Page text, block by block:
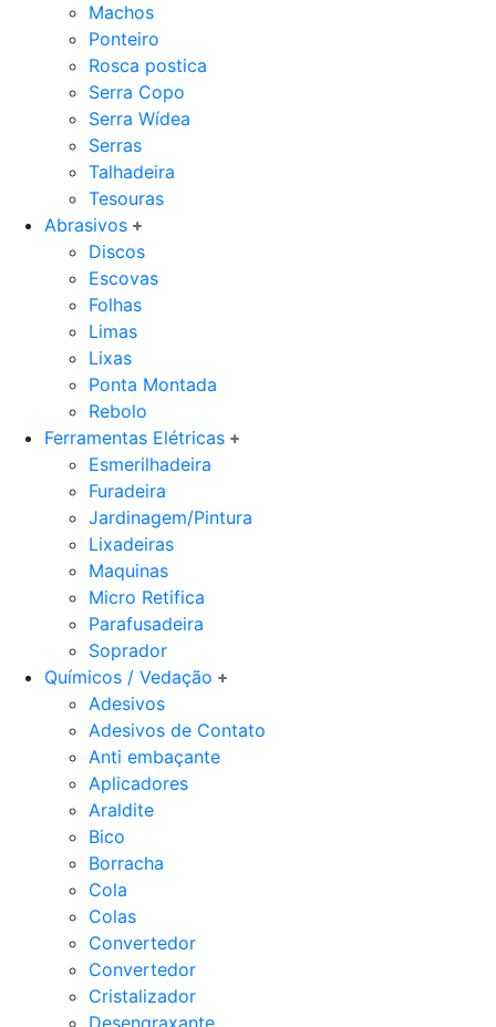
Machos
Ponteiro
Rosca postica
Serra Copo
Serra Wídea
Serras
Talhadeira
Tesouras
Abrasivos
Discos
Escovas
Folhas
Limas
Lixas
Ponta Montada
Rebolo
Ferramentas Elétricas
Esmerilhadeira
Furadeira
Jardinagem/Pintura
Lixadeiras
Maquinas
Micro Retifica
Parafusadeira
Soprador
Químicos / Vedação
Adesivos
Adesivos de Contato
Anti embaçante
Aplicadores
Araldite
Bico
Borracha
Cola
Colas
Convertedor
Convertedor
Cristalizador